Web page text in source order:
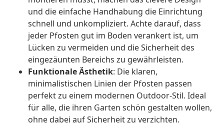
und die einfache Handhabung die Einrichtung
schnell und unkompliziert. Achte darauf, dass
jeder Pfosten gut im Boden verankert ist, um
Lücken zu vermeiden und die Sicherheit des
eingezäunten Bereichs zu gewährleisten.
Funktionale Ästhetik: Die klaren,
minimalistischen Linien der Pfosten passen
perfekt zu einem modernen Outdoor-Stil. Ideal
für alle, die ihren Garten schön gestalten wollen,
ohne dabei auf Sicherheit zu verzichten.